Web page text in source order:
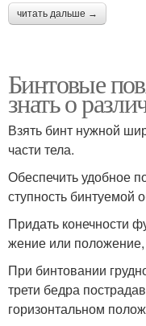
читать дальше →
Бинтовые
знать о
Взять бинт нужной
части тела.
Обеспечить удобное
ступность бинтуемой
Придать конечности
жение или
При бинтовании
трети бедра
горизонтальном